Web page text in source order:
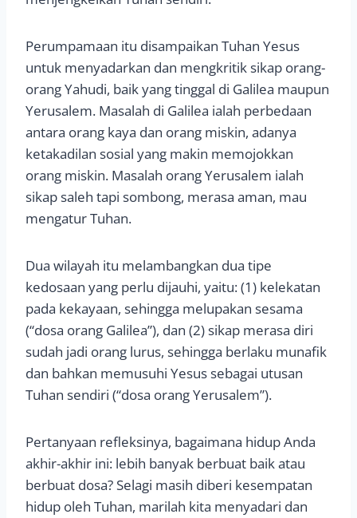
Perumpamaan itu disampaikan Tuhan Yesus
untuk menyadarkan dan mengkritik sikap orang-
orang Yahudi, baik yang tinggal di Galilea maupun
Yerusalem. Masalah di Galilea ialah perbedaan
antara orang kaya dan orang miskin, adanya
ketakadilan sosial yang makin memojokkan
orang miskin. Masalah orang Yerusalem ialah
sikap saleh tapi sombong, merasa aman, mau
mengatur Tuhan.
Dua wilayah itu melambangkan dua tipe
kedosaan yang perlu dijauhi, yaitu: (1) kelekatan
pada kekayaan, sehingga melupakan sesama
(“dosa orang Galilea”), dan (2) sikap merasa diri
sudah jadi orang lurus, sehingga berlaku munafik
dan bahkan memusuhi Yesus sebagai utusan
Tuhan sendiri (“dosa orang Yerusalem”).
Pertanyaan refleksinya, bagaimana hidup Anda
akhir-akhir ini: lebih banyak berbuat baik atau
berbuat dosa? Selagi masih diberi kesempatan
hidup oleh Tuhan, marilah kita menyadari dan